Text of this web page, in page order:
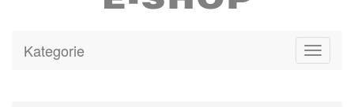
Toggle
Kategorie